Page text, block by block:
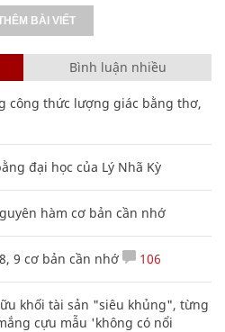
BÀI VIẾT
Bình luận nhiều
công thức lượng giác bằng thơ,
đại học của Lý Nhã Kỳ
hàm cơ bản cần nhớ
9 cơ bản cần nhớ 106
khối tài sản "siêu khủng", từng
cựu mẫu 'không có nổi